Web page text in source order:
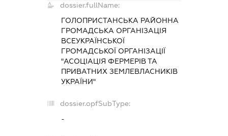
dossier.fullName:
ГОЛОПРИСТАНСЬКА РАЙОННА
ГРОМАДСЬКА ОРГАНІЗАЦІЯ
ВСЕУКРАЇНСЬКОЇ
ГРОМАДСЬКОЇ ОРГАНІЗАЦІЇ
"АСОЦІАЦІЯ ФЕРМЕРІВ ТА
ПРИВАТНИХ ЗЕМЛЕВЛАСНИКІВ
УКРАЇНИ"
dossier.opfSubType:
-